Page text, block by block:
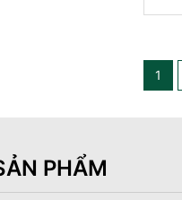
1
PHẨM